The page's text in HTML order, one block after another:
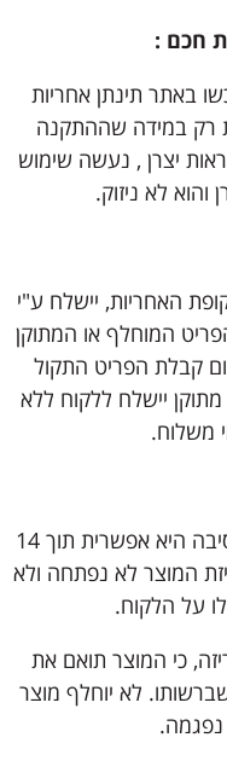
חכם :
באתר תינתן אחריות
רק במידה שההתקנה
יצרן , נעשה שימוש
לא ניזוק.
האחריות, יישלח ע"י
המוחלף או המתוקן
עבודה מיום קבלת הפריט התקול
יישלח ללקוח ללא
משלוח.
החזרת מוצרי מוצרי בית חכם מכל סיבה היא אפשרית תוך 14
המוצר לא נפתחה ולא
על הלקוח.
כי המוצר תואם את
לא יוחלף מוצר
נפגמה.